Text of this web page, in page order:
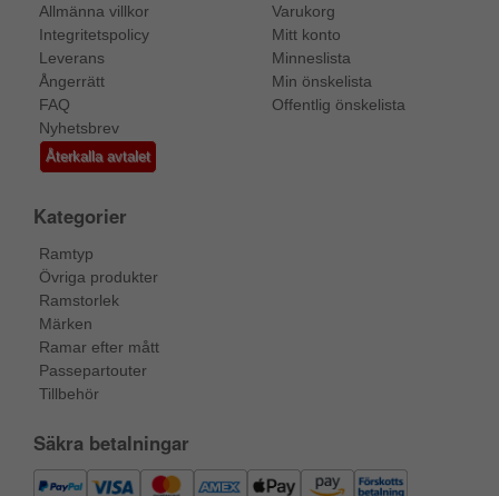
Allmänna villkor
Integritetspolicy
Leverans
Ångerrätt
FAQ
Nyhetsbrev
Återkalla avtalet
Varukorg
Mitt konto
Minneslista
Min önskelista
Offentlig önskelista
Kategorier
Ramtyp
Övriga produkter
Ramstorlek
Märken
Ramar efter mått
Passepartouter
Tillbehör
Säkra betalningar